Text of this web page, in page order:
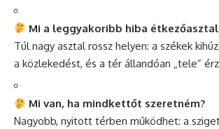
Mi a leggyakoribb hiba
Túl nagy asztal rossz helyen: a székek
a közlekedést, és a tér állandóan „tele”
Mi van, ha mindkettőt szeretném?
Nagyobb, nyitott térben működhet: a